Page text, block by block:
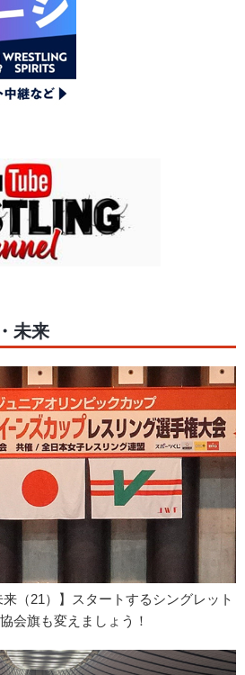
未来
来（21）】スタートするシングレット
会旗も変えましょう！